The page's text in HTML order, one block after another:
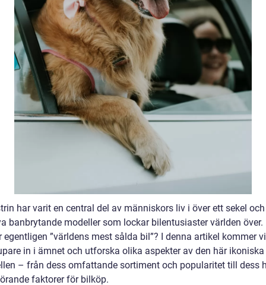
har varit en central del av människors liv i över ett sekel
banbrytande modeller som lockar bilentusiaster världen över.
egentligen ”världens mest sålda bil”? I denna artikel kommer
in i ämnet och utforska olika aspekter av den här ikoniska
– från dess omfattande sortiment och popularitet till dess
faktorer för bilköp.